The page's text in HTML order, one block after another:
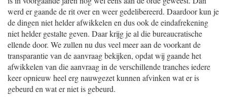
werd er gaande de rit over en weer gedelibereerd. Daardoor kun je
de dingen niet helder afwikkelen en dus ook de eindafrekening
niet helder gestalte geven. Daar krijg je al die bureaucratische
ellende door. We zullen nu dus veel meer aan de voorkant de
transparantie van de aanvraag bekijken, opdat wij gaande het
afwikkelen van die aanvraag in de verschillende tranches iedere
keer opnieuw heel erg nauwgezet kunnen afvinken wat er is
gebeurd en wat er niet is gebeurd.